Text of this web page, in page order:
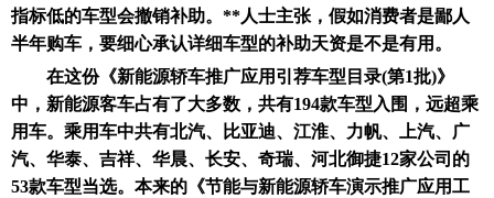
指标低的车型会撤销补助。**人士主张，假如消费者是鄙人
半年购车，要细心承认详细车型的补助天资是不是有用。
在这份《新能源轿车推广应用引荐车型目录(第1批)》
中，新能源客车占有了大多数，共有194款车型入围，远超乘
用车。乘用车中共有北汽、比亚迪、江淮、力帆、上汽、广
汽、华泰、吉祥、华晨、长安、奇瑞、河北御捷12家公司的
53款车型当选。本来的《节能与新能源轿车演示推广应用工